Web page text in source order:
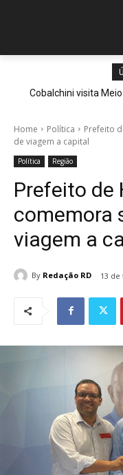
Cobalchini visita
Home Política
Prefeito
de viagem a capital
Política Região
Prefeito de
comemora
viagem a
By Redação RD 13